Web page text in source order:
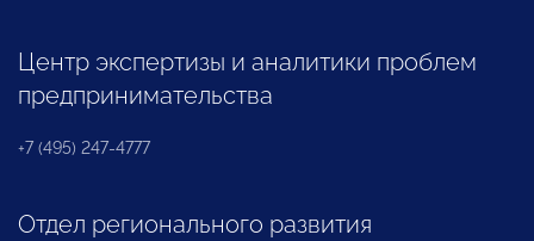
Центр экспертизы и аналитики проблем
предпринимательства
+7 (495) 247-4777
Отдел регионального развития